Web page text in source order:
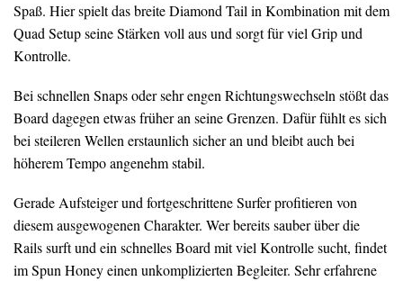
Spaß. Hier spielt das breite Diamond Tail in Kombination mit dem
Quad Setup seine Stärken voll aus und sorgt für viel Grip und
Kontrolle.
Bei schnellen Snaps oder sehr engen Richtungswechseln stößt das
Board dagegen etwas früher an seine Grenzen. Dafür fühlt es sich
bei steileren Wellen erstaunlich sicher an und bleibt auch bei
höherem Tempo angenehm stabil.
Gerade Aufsteiger und fortgeschrittene Surfer profitieren von
diesem ausgewogenen Charakter. Wer bereits sauber über die
Rails surft und ein schnelles Board mit viel Kontrolle sucht, findet
im Spun Honey einen unkomplizierten Begleiter. Sehr erfahrene